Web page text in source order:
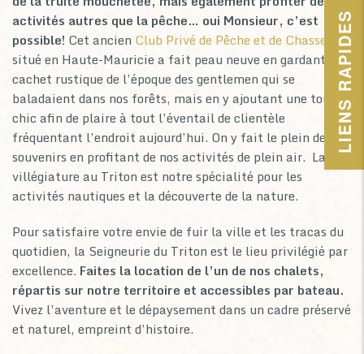
activités autres que la pêche… oui Monsieur, c’est
possible! Cet ancien Club Privé de Pêche et de Chasse
situé en Haute-Mauricie a fait peau neuve en gardant le
cachet rustique de l’époque des gentlemen qui se
baladaient dans nos forêts, mais en y ajoutant une touche
chic afin de plaire à tout l’éventail de clientèle
fréquentant l’endroit aujourd’hui. On y fait le plein de
souvenirs en profitant de nos activités de plein air. La
villégiature au Triton est notre spécialité pour les
activités nautiques et la découverte de la nature.
Pour satisfaire votre envie de fuir la ville et les tracas du
quotidien, la Seigneurie du Triton est le lieu privilégié par
excellence. Faites la location de l’un de nos chalets,
répartis sur notre territoire et accessibles par bateau.
Vivez l’aventure et le dépaysement dans un cadre préservé
et naturel, empreint d’histoire.
LIENS RAPIDES